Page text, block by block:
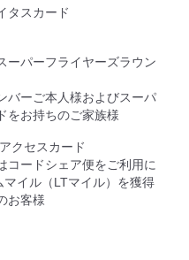
タスカード
ーパーフライヤーズラウン
バーご本人様およびスーパ
をお持ちのご家族様
クセスカード
コードシェア便をご利用に
イル（LTマイル）を獲得
お客様